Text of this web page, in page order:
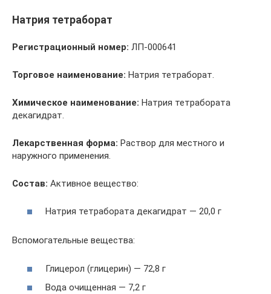
Натрия тетраборат
Регистрационный номер: ЛП-000641
Торговое наименование: Натрия тетраборат.
Химическое наименование: Натрия тетрабората
декагидрат.
Лекарственная форма: Раствор для местного и
наружного применения.
Состав: Активное вещество:
Натрия тетрабората декагидрат — 20,0 г
Вспомогательные вещества:
Глицерол (глицерин) — 72,8 г
Вода очищенная — 7,2 г